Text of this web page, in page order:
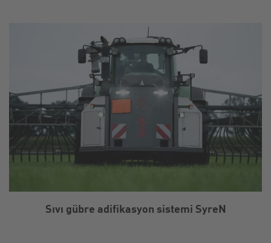
Sıvı gübre adifikasyon sistemi SyreN